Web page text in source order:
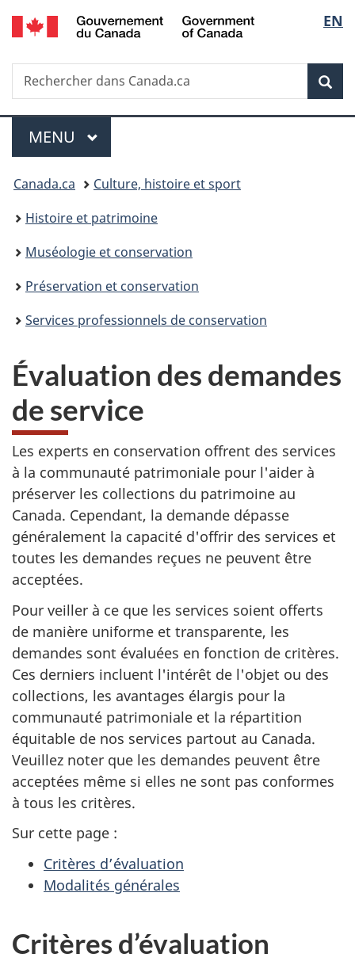
Passer
au
principal
Passer
à
Au
du
Passer
à
version
simplifiée
de
la
EN
Recherche
Rechercher
dans
Menu
MENU PRINCIPAL
Vous
êtes
ici :
Canada.ca
Culture, histoire et sport
Histoire et patrimoine
Muséologie et conservation
Préservation et conservation
Services professionnels de conservation
Évaluation des demandes
de service
Les experts en conservation offrent des services
à la communauté patrimoniale pour l'aider à
préserver les collections du patrimoine au
Canada. Cependant, la demande dépasse
généralement la capacité d'offrir des services et
toutes les demandes reçues ne peuvent être
acceptées.
Pour veiller à ce que les services soient offerts
de manière uniforme et transparente, les
demandes sont évaluées en fonction de critères.
Ces derniers incluent l'intérêt de l'objet ou des
collections, les avantages élargis pour la
communauté patrimoniale et la répartition
équitable de nos services partout au Canada.
Veuillez noter que les demandes peuvent être
acceptées même si elles ne sont pas conformes
à tous les critères.
Sur cette page :
Critères d’évaluation
Modalités générales
Critères d’évaluation